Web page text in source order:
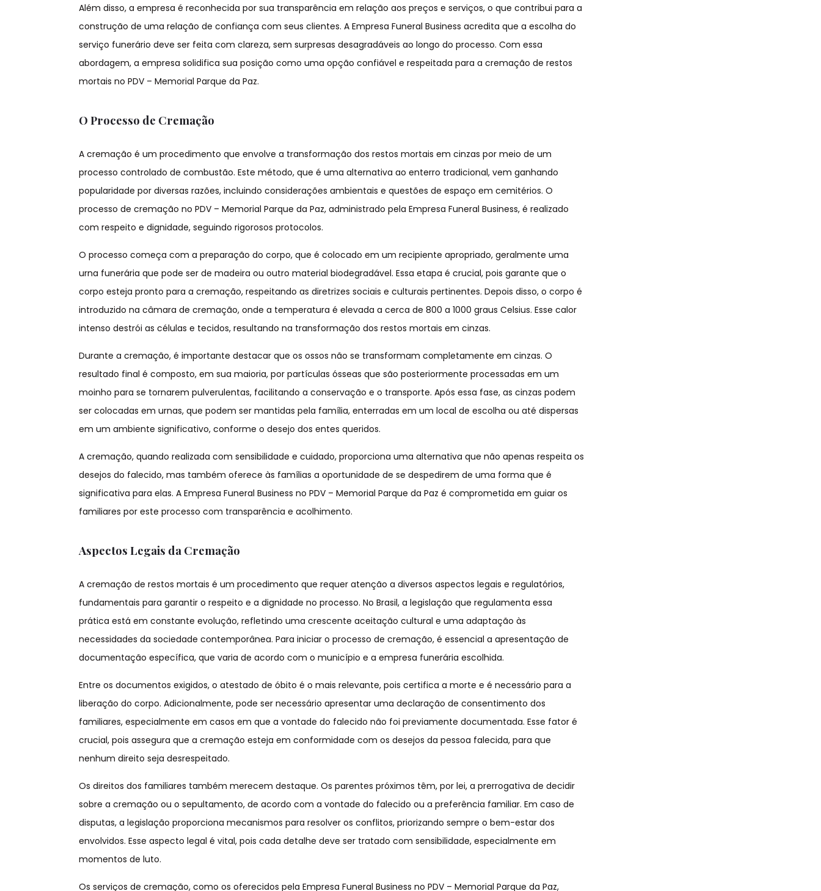
Além disso, a empresa é reconhecida por sua transparência em relação aos preços e serviços, o que contribui para a
construção de uma relação de confiança com seus clientes. A Empresa Funeral Business acredita que a escolha do
serviço funerário deve ser feita com clareza, sem surpresas desagradáveis ao longo do processo. Com essa
abordagem, a empresa solidifica sua posição como uma opção confiável e respeitada para a cremação de restos
mortais no PDV – Memorial Parque da Paz.
O Processo de Cremação
A cremação é um procedimento que envolve a transformação dos restos mortais em cinzas por meio de um
processo controlado de combustão. Este método, que é uma alternativa ao enterro tradicional, vem ganhando
popularidade por diversas razões, incluindo considerações ambientais e questões de espaço em cemitérios. O
processo de cremação no PDV – Memorial Parque da Paz, administrado pela Empresa Funeral Business, é realizado
com respeito e dignidade, seguindo rigorosos protocolos.
O processo começa com a preparação do corpo, que é colocado em um recipiente apropriado, geralmente uma
urna funerária que pode ser de madeira ou outro material biodegradável. Essa etapa é crucial, pois garante que o
corpo esteja pronto para a cremação, respeitando as diretrizes sociais e culturais pertinentes. Depois disso, o corpo é
introduzido na câmara de cremação, onde a temperatura é elevada a cerca de 800 a 1000 graus Celsius. Esse calor
intenso destrói as células e tecidos, resultando na transformação dos restos mortais em cinzas.
Durante a cremação, é importante destacar que os ossos não se transformam completamente em cinzas. O
resultado final é composto, em sua maioria, por partículas ósseas que são posteriormente processadas em um
moinho para se tornarem pulverulentas, facilitando a conservação e o transporte. Após essa fase, as cinzas podem
ser colocadas em urnas, que podem ser mantidas pela família, enterradas em um local de escolha ou até dispersas
em um ambiente significativo, conforme o desejo dos entes queridos.
A cremação, quando realizada com sensibilidade e cuidado, proporciona uma alternativa que não apenas respeita os
desejos do falecido, mas também oferece às famílias a oportunidade de se despedirem de uma forma que é
significativa para elas. A Empresa Funeral Business no PDV – Memorial Parque da Paz é comprometida em guiar os
familiares por este processo com transparência e acolhimento.
Aspectos Legais da Cremação
A cremação de restos mortais é um procedimento que requer atenção a diversos aspectos legais e regulatórios,
fundamentais para garantir o respeito e a dignidade no processo. No Brasil, a legislação que regulamenta essa
prática está em constante evolução, refletindo uma crescente aceitação cultural e uma adaptação às
necessidades da sociedade contemporânea. Para iniciar o processo de cremação, é essencial a apresentação de
documentação específica, que varia de acordo com o município e a empresa funerária escolhida.
Entre os documentos exigidos, o atestado de óbito é o mais relevante, pois certifica a morte e é necessário para a
liberação do corpo. Adicionalmente, pode ser necessário apresentar uma declaração de consentimento dos
familiares, especialmente em casos em que a vontade do falecido não foi previamente documentada. Esse fator é
crucial, pois assegura que a cremação esteja em conformidade com os desejos da pessoa falecida, para que
nenhum direito seja desrespeitado.
Os direitos dos familiares também merecem destaque. Os parentes próximos têm, por lei, a prerrogativa de decidir
sobre a cremação ou o sepultamento, de acordo com a vontade do falecido ou a preferência familiar. Em caso de
disputas, a legislação proporciona mecanismos para resolver os conflitos, priorizando sempre o bem-estar dos
envolvidos. Esse aspecto legal é vital, pois cada detalhe deve ser tratado com sensibilidade, especialmente em
momentos de luto.
Os serviços de cremação, como os oferecidos pela Empresa Funeral Business no PDV – Memorial Parque da Paz,